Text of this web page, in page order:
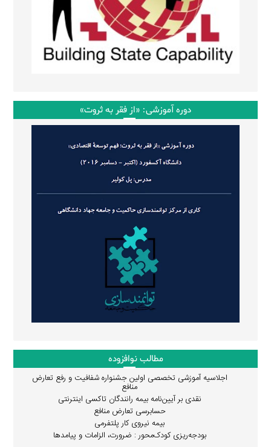
دوره آموزشی: «از فقر به ثروت»
مطالب نوافزوده
اجلاسیه آموزشی تخصصی اولین جشنواره شفافیت و رفع تعارض
منافع
نقدی بر آیین‌نامه بیمه رانندگان تاکسی اینترنتی
حسابرسی تعارض منافع
بیمه نیروی کار پلتفرمی
بودجه‌ریزی کودک‌محور : ضرورت، الزامات و پیامدها